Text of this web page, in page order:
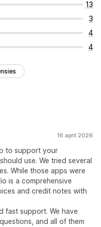
13
3
4
4
16 april 2026
to support your
use. We tried several
While those apps were
is a comprehensive
and credit notes with
fast support. We have
and all of them